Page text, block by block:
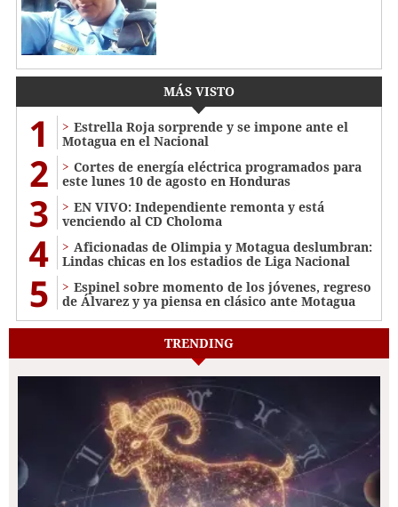
MÁS VISTO
1
Estrella Roja sorprende y se impone ante el
Motagua en el Nacional
2
Cortes de energía eléctrica programados para
este lunes 10 de agosto en Honduras
3
EN VIVO: Independiente remonta y está
venciendo al CD Choloma
4
Aficionadas de Olimpia y Motagua deslumbran:
Lindas chicas en los estadios de Liga Nacional
5
Espinel sobre momento de los jóvenes, regreso
de Álvarez y ya piensa en clásico ante Motagua
TRENDING